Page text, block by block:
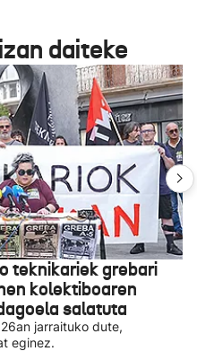
daiteke
teknikariek grebari
kolektiboaren
salatuta
jarraituko dute,
eginez.